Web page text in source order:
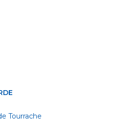
Tourrache